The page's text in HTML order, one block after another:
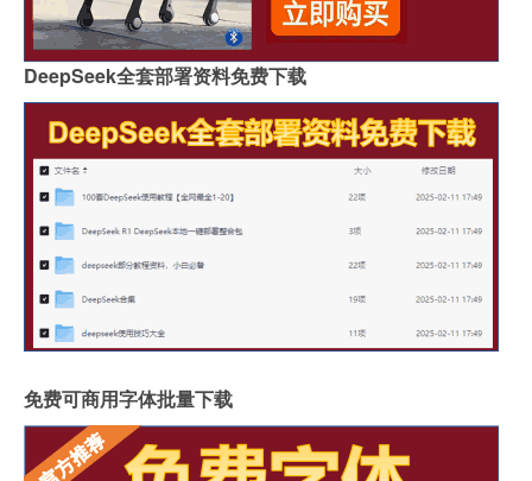
DeepSeek全套部署资料免费下载
免费可商用字体批量下载